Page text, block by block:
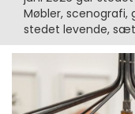
Møbler, scenografi,
stedet levende,